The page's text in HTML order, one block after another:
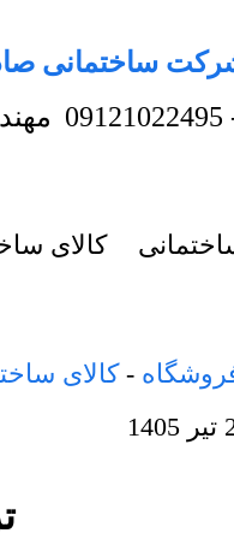
ساختمانی
09121022495
کالای
-کالای